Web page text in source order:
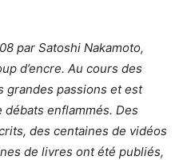
par Satoshi Nakamoto,
d’encre. Au cours des
grandes passions et est
enflammés. Des
des centaines de vidéos
de livres ont été publiés,